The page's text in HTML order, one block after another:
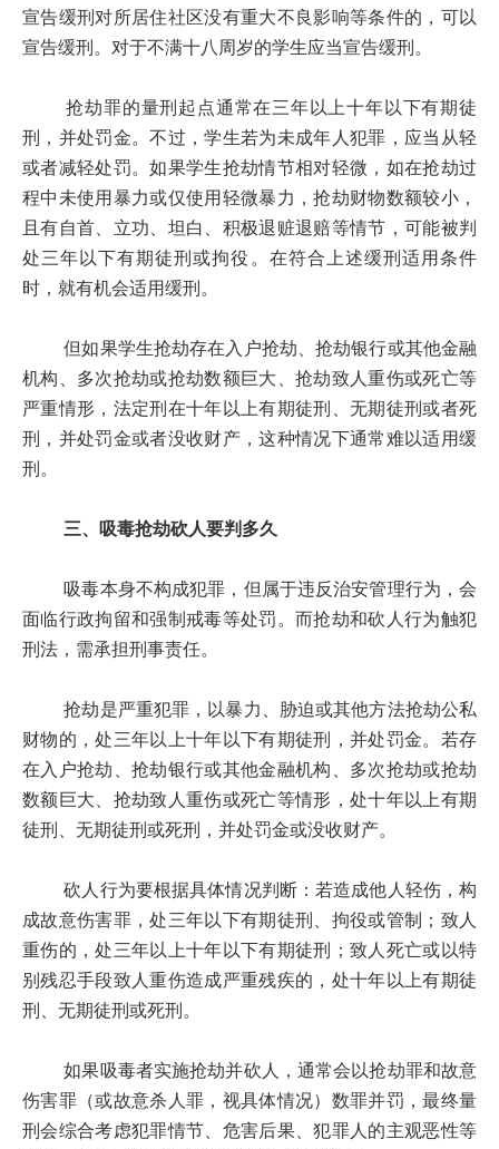
宣告缓刑对所居住社区没有重大不良影响等条件的，可以
宣告缓刑。对于不满十八周岁的学生应当宣告缓刑。
抢劫罪的量刑起点通常在三年以上十年以下有期徒
刑，并处罚金。不过，学生若为未成年人犯罪，应当从轻
或者减轻处罚。如果学生抢劫情节相对轻微，如在抢劫过
程中未使用暴力或仅使用轻微暴力，抢劫财物数额较小，
且有自首、立功、坦白、积极退赃退赔等情节，可能被判
处三年以下有期徒刑或拘役。在符合上述缓刑适用条件
时，就有机会适用缓刑。
但如果学生抢劫存在入户抢劫、抢劫银行或其他金融
机构、多次抢劫或抢劫数额巨大、抢劫致人重伤或死亡等
严重情形，法定刑在十年以上有期徒刑、无期徒刑或者死
刑，并处罚金或者没收财产，这种情况下通常难以适用缓
刑。
三、吸毒抢劫砍人要判多久
吸毒本身不构成犯罪，但属于违反治安管理行为，会
面临行政拘留和强制戒毒等处罚。而抢劫和砍人行为触犯
刑法，需承担刑事责任。
抢劫是严重犯罪，以暴力、胁迫或其他方法抢劫公私
财物的，处三年以上十年以下有期徒刑，并处罚金。若存
在入户抢劫、抢劫银行或其他金融机构、多次抢劫或抢劫
数额巨大、抢劫致人重伤或死亡等情形，处十年以上有期
徒刑、无期徒刑或死刑，并处罚金或没收财产。
砍人行为要根据具体情况判断：若造成他人轻伤，构
成故意伤害罪，处三年以下有期徒刑、拘役或管制；致人
重伤的，处三年以上十年以下有期徒刑；致人死亡或以特
别残忍手段致人重伤造成严重残疾的，处十年以上有期徒
刑、无期徒刑或死刑。
如果吸毒者实施抢劫并砍人，通常会以抢劫罪和故意
伤害罪（或故意杀人罪，视具体情况）数罪并罚，最终量
刑会综合考虑犯罪情节、危害后果、犯罪人的主观恶性等